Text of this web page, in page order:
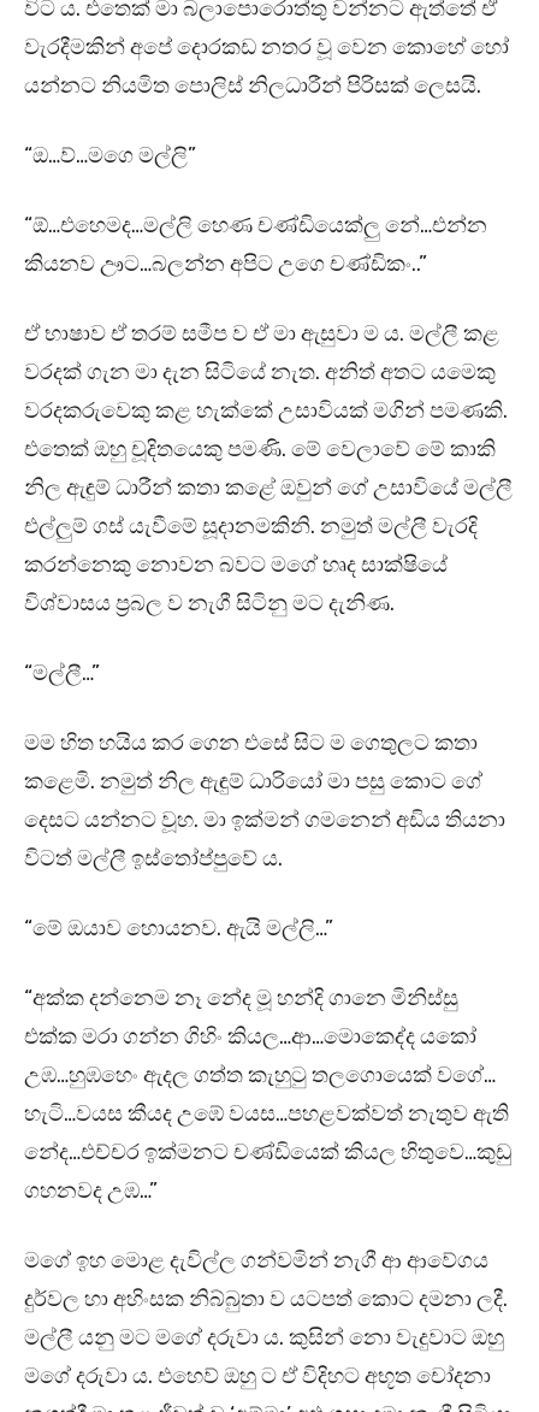
විට ය. එතෙක් මා බලාපොරොත්තු වන්නට ඇත්තේ ඒ
වැරදීමකින් අපේ දොරකඩ නතර වූ වෙන කොහේ හෝ
යන්නට නියමිත පොලිස් නිලධාරීන් පිරිසක් ලෙසයි.
“ඔ…ව්…මගෙ මල්ලි”
“ඕ…එහෙමද…මල්ලි හෙණ චණ්ඩියෙක්ලු නේ…එන්න
කියනව ඌට…බලන්න අපිට උගෙ චණ්ඩිකං..”
ඒ භාෂාව ඒ තරම් සමීප ව ඒ මා ඇසුවා ම ය. මල්ලී කළ
වරදක් ගැන මා දැන සිටියේ නැත. අනිත් අතට යමෙකු
වරදකරුවෙකු කළ හැක්කේ උසාවියක් මගින් පමණකි.
එතෙක් ඔහු චූදිතයෙකු පමණි. මේ වෙලාවේ මේ කාකි
නිල ඇඳුම් ධාරීන් කතා කළේ ඔවුන් ගේ උසාවියේ මල්ලී
එල්ලුම් ගස් යැවීමේ සූදානමකිනි. නමුත් මල්ලී වැරදි
කරන්නෙකු නොවන බවට මගේ හෘද සාක්ෂියේ
විශ්වාසය ප්‍රබල ව නැගී සිටිනු මට දැනිණ.
“මල්ලී…”
මම හිත හයිය කර ගෙන එසේ සිට ම ගෙතුලට කතා
කළෙමි. නමුත් නිල ඇඳුම් ධාරියෝ මා පසු කොට ගේ
දෙසට යන්නට වූහ. මා ඉක්මන් ගමනෙන් අඩිය තියනා
විටත් මල්ලී ඉස්තෝප්පුවේ ය.
“මේ ඔයාව හොයනව. ඇයි මල්ලි…”
“අක්ක දන්නෙම නෑ නේද මූ හන්දි ගානෙ මිනිස්සු
එක්ක මරා ගන්න ගිහිං කියල…ආ…මොකෙද්ද යකෝ
උඹ…හුඹහෙං ඇදල ගත්ත කැහුටු තලගොයෙක් වගේ…
හැටි…වයස කීයද උඹේ වයස…පහළවක්වත් නැතුව ඇති
නේද…එච්චර ඉක්මනට චණ්ඩියෙක් කියල හිතුවෙ…කුඩු
ගහනවද උඹ…”
මගේ ඉහ මොළ දැවිල්ල ගන්වමින් නැගී ආ ආවේගය
දුර්වල හා අහිංසක නිබ්බුතා ව යටපත් කොට දමනා ලදී.
මල්ලී යනු මට මගේ දරුවා ය. කුසින් නො වැදුවාට ඔහු
මගේ දරුවා ය. එහෙව් ඔහු ට ඒ විදිහට අභූත චෝදනා